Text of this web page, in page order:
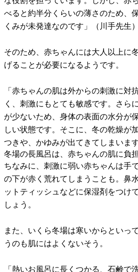
べると約半分くらいの薄さのため、
くみが未発達なのです」（川手先生）
そのため、赤ちゃんには大人以上に
げることが必要になるようです。
「赤ちゃんの肌は外からの刺激に対
く、刺激にもとても敏感です。さら
が少ないため、身体の表面の水分が
しい状態です。そこに、冬の乾燥が
つきや、かゆみが出てきてしまいます
冬場の長風呂は、赤ちゃんの肌に負
ちなみに、刺激に弱い赤ちゃんは手
の下が赤く荒れてしまうことも。鼻
ットティッシュなどに保湿剤をつけ
しょう。
また、いくら冬場は寒いからといっ
うのも肌にはよくないそう。
「熱いお風呂に長くつかる、石鹸で